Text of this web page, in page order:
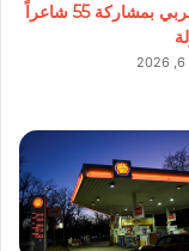
للشعر العربي بمشاركة 55 شاعراً